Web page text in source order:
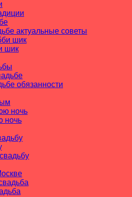
актуальные советы
шик
обязанности
ночь